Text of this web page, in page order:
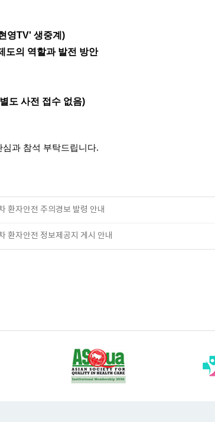
영TV' 생중계)
도의 역할과 발전 방안
도 사전 접수 없음)
과 참석 부탁드립니다.
환자안전 주의경보 발령 안내
환자안전 정보제공지 게시 안내